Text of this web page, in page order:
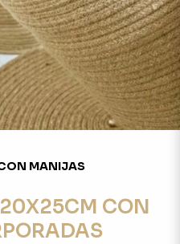
MANIJAS
20X25CM CON